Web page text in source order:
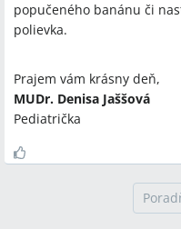
popučeného banánu či
polievka.
Prajem vám krásny deň,
MUDr. Denisa Jaššová
Pediatrička